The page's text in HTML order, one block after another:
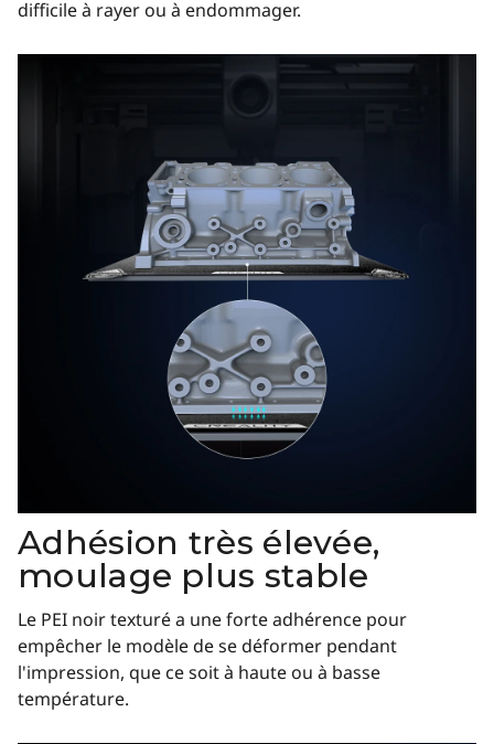
difficile à rayer ou à endommager.
Adhésion très élevée,
moulage plus stable
Le PEI noir texturé a une forte adhérence pour
empêcher le modèle de se déformer pendant
l'impression, que ce soit à haute ou à basse
température.